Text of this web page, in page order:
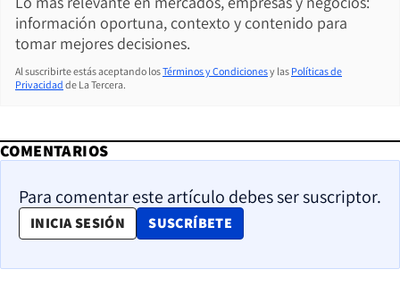
información oportuna, contexto y contenido para
tomar mejores decisiones.
Al suscribirte estás aceptando losTérminos y Condicionesy las Políticas de
Privacidad de La Tercera.
COMENTARIOS
Para comentar este artículo debes ser suscriptor.
INICIA SESIÓN SUSCRÍBETE
OPENS IN NEW WINDOW